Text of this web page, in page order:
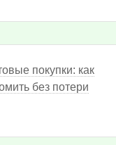
покупки: как
без потери